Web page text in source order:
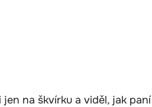
na škvírku a viděl, jak